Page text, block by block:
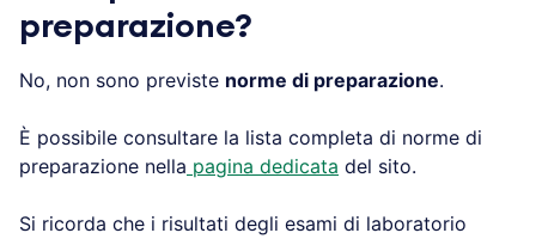
preparazione?
No, non sono previste norme di preparazione.
È possibile consultare la lista completa di norme di
preparazione nella pagina dedicata del sito.
Si ricorda che i risultati degli esami di laboratorio